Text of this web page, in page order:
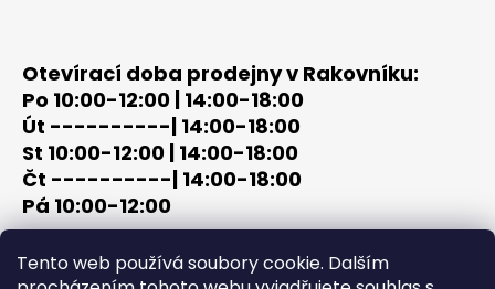
Tento web používá soubory cookie. Dalším
Otevírací doba prodejny v Rakovníku:
Po 10:00-12:00 | 14:00-18:00
Út ----------| 14:00-18:00
St 10:00-12:00 | 14:00-18:00
Čt ----------| 14:00-18:00
Pá 10:00-12:00
tel: +420 603 320 859